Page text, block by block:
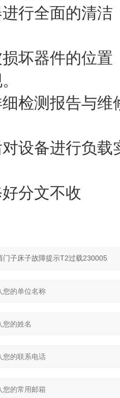
行全面的清
坏器件的位
检测报告与
设备进行负
分文不收